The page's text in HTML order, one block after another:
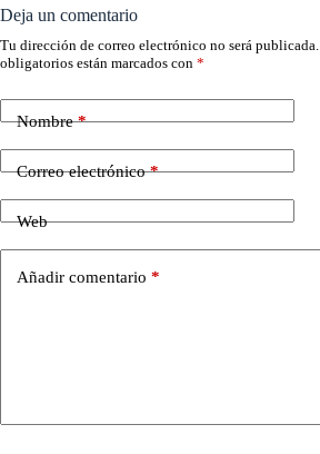
Deja un comentario
Tu dirección de correo electrónico no será publicada.
obligatorios están marcados con *
Nombre*
Correo electrónico*
Web
Añadir comentario *